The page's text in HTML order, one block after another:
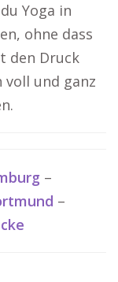
Yoga in
ohne dass
den Druck
und ganz
–
–